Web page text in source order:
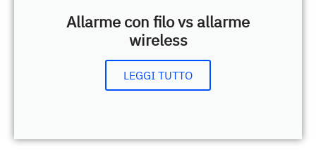
Allarme con filo vs allarme
wireless
LEGGI TUTTO